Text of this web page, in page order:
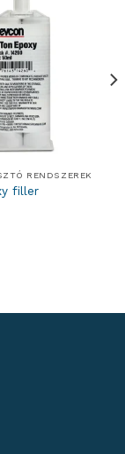
RENDSZEREK
filler